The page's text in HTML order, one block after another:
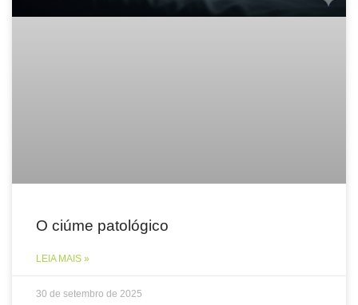
O ciúme patológico
LEIA MAIS »
30 de setembro de 2025